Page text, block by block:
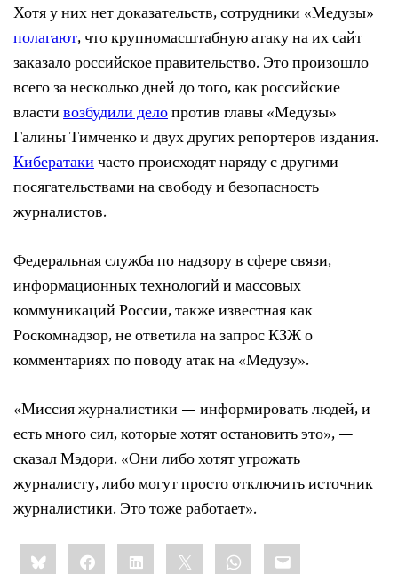
Хотя у них нет доказательств, сотрудники «Медузы»
полагают, что крупномасштабную атаку на их сайт
заказало российское правительство. Это произошло
всего за несколько дней до того, как российские
властивозбудили делопротив главы «Медузы»
Галины Тимченко и двух других репортеров издания.
Кибератакичасто происходят наряду с другими
посягательствами на свободу и безопасность
журналистов.
Федеральная служба по надзору в сфере связи,
информационных технологий и массовых
коммуникаций России, также известная как
Роскомнадзор, не ответила на запрос КЗЖ о
комментариях по поводу атак на «Медузу».
«Миссия журналистики — информировать людей, и
есть много сил, которые хотят остановить это», —
сказал Мэдори. «Они либо хотят угрожать
журналисту, либо могут просто отключить источник
журналистики. Это тоже работает».
Share
this:BlueskyFacebookLinkedIn WhatsApp
Email